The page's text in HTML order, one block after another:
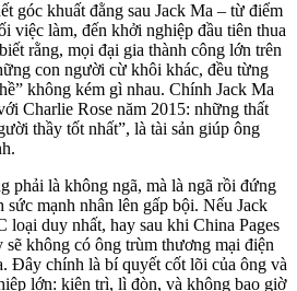
góc khuất đằng sau Jack Ma – từ điểm
việc làm, đến khởi nghiệp đầu tiên thua
rằng, mọi đại gia thành công lớn trên
con người cừ khôi khác, đều từng
không kém gì nhau. Chính Jack Ma
Charlie Rose năm 2015: những thất
thầy tốt nhất”, là tài sản giúp ông
phải là không ngã, mà là ngã rồi đứng
sức mạnh nhân lên gấp bội. Nếu Jack
loại duy nhất, hay sau khi China Pages
không có ông trùm thương mại điện
Đây chính là bí quyết cốt lõi của ông và
lớn: kiên trì, lì đòn, và không bao giờ